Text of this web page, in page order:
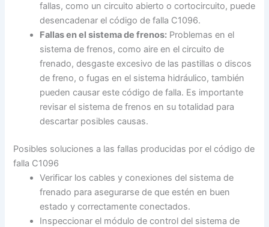
fallas, como un circuito abierto o cortocircuito, puede
desencadenar el código de falla C1096.
Fallas en el sistema de frenos: Problemas en el
sistema de frenos, como aire en el circuito de
frenado, desgaste excesivo de las pastillas o discos
de freno, o fugas en el sistema hidráulico, también
pueden causar este código de falla. Es importante
revisar el sistema de frenos en su totalidad para
descartar posibles causas.
Posibles soluciones a las fallas producidas por el código de
falla C1096
Verificar los cables y conexiones del sistema de
frenado para asegurarse de que estén en buen
estado y correctamente conectados.
Inspeccionar el módulo de control del sistema de